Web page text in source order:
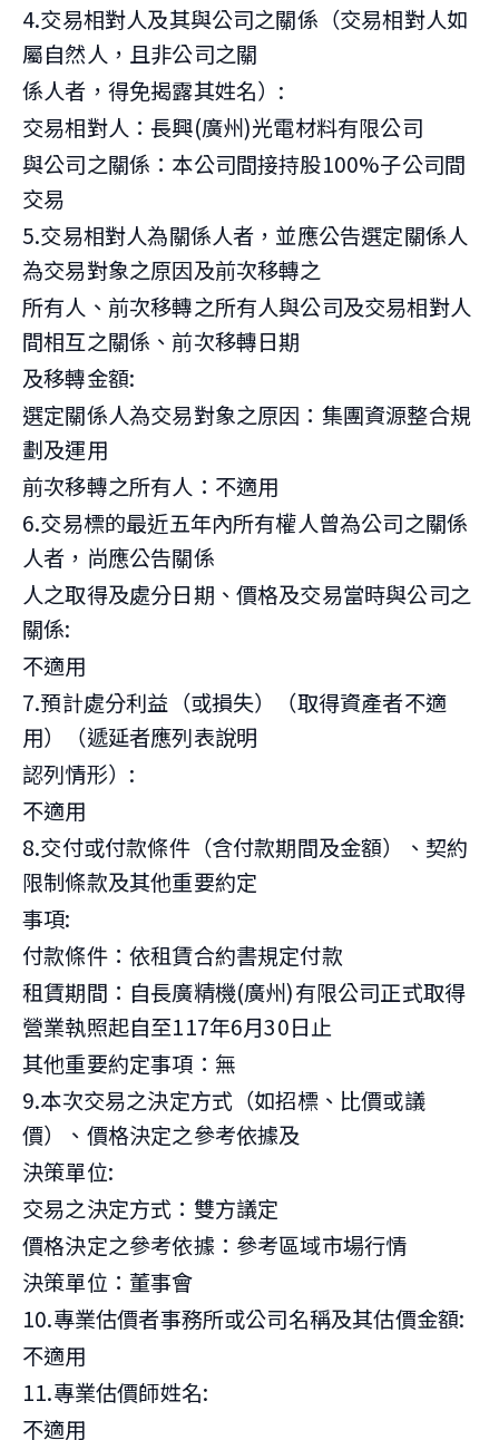
4.交易相對人及其與公司之關係（交易相對人如
屬自然人，且非公司之關
係人者，得免揭露其姓名）:
交易相對人：長興(廣州)光電材料有限公司
與公司之關係：本公司間接持股100%子公司間
交易
5.交易相對人為關係人者，並應公告選定關係人
為交易對象之原因及前次移轉之
所有人、前次移轉之所有人與公司及交易相對人
間相互之關係、前次移轉日期
及移轉金額:
選定關係人為交易對象之原因：集團資源整合規
劃及運用
前次移轉之所有人：不適用
6.交易標的最近五年內所有權人曾為公司之關係
人者，尚應公告關係
人之取得及處分日期、價格及交易當時與公司之
關係:
不適用
7.預計處分利益（或損失）（取得資產者不適
用）（遞延者應列表說明
認列情形）:
不適用
8.交付或付款條件（含付款期間及金額）、契約
限制條款及其他重要約定
事項:
付款條件：依租賃合約書規定付款
租賃期間：自長廣精機(廣州)有限公司正式取得
營業執照起自至117年6月30日止
其他重要約定事項：無
9.本次交易之決定方式（如招標、比價或議
價）、價格決定之參考依據及
決策單位:
交易之決定方式：雙方議定
價格決定之參考依據：參考區域市場行情
決策單位：董事會
10.專業估價者事務所或公司名稱及其估價金額:
不適用
11.專業估價師姓名:
不適用